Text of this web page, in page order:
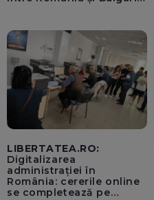
LIBERTATEA.RO:
Digitalizarea
administrației în
România: cererile online
se completează pe